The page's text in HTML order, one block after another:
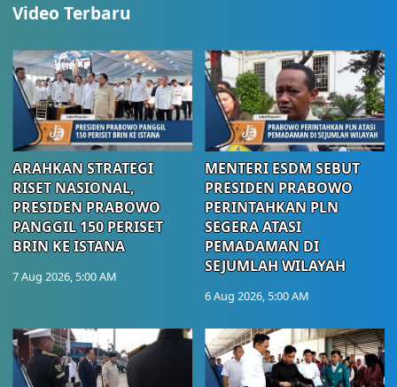
Video Terbaru
ARAHKAN STRATEGI
RISET NASIONAL,
PRESIDEN PRABOWO
PANGGIL 150 PERISET
BRIN KE ISTANA
7 Aug 2026, 5:00 AM
MENTERI ESDM SEBUT
PRESIDEN PRABOWO
PERINTAHKAN PLN
SEGERA ATASI
PEMADAMAN DI
SEJUMLAH WILAYAH
6 Aug 2026, 5:00 AM